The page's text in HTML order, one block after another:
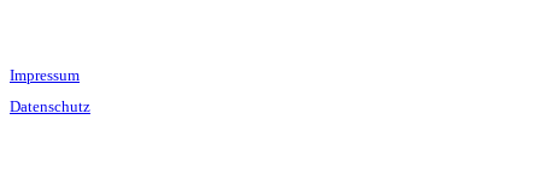
Impressum
Datenschutz